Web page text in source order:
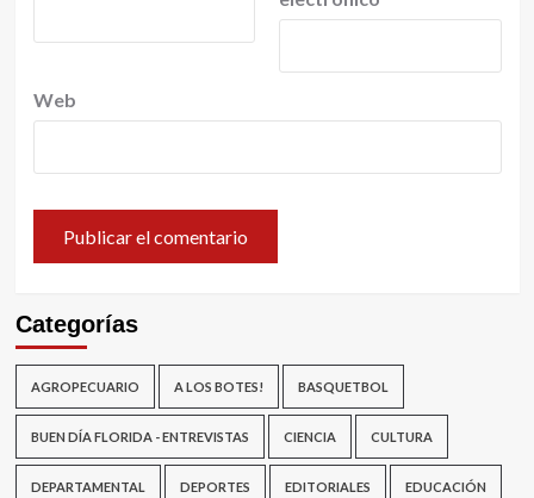
Web
Categorías
AGROPECUARIO A LOS BOTES! BASQUETBOL
BUEN DÍA FLORIDA - ENTREVISTAS CIENCIA CULTURA
DEPARTAMENTAL DEPORTES EDITORIALES EDUCACIÓN